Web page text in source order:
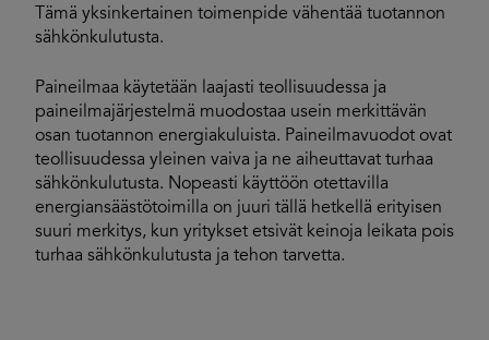
Tämä yksinkertainen toimenpide vähentää tuotannon
sähkönkulutusta.
Paineilmaa käytetään laajasti teollisuudessa ja
paineilmajärjestelmä muodostaa usein merkittävän
osan tuotannon energiakuluista. Paineilmavuodot ovat
teollisuudessa yleinen vaiva ja ne aiheuttavat turhaa
sähkönkulutusta. Nopeasti käyttöön otettavilla
energiansäästötoimilla on juuri tällä hetkellä erityisen
suuri merkitys, kun yritykset etsivät keinoja leikata pois
turhaa sähkönkulutusta ja tehon tarvetta.